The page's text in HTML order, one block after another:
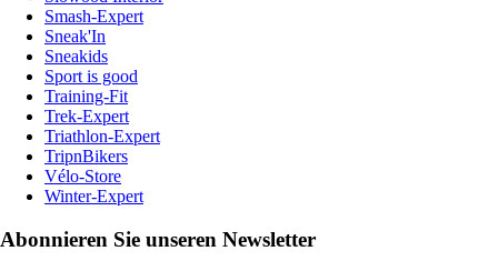
Smash-Expert
Sneak'In
Sneakids
Sport is good
Training-Fit
Trek-Expert
Triathlon-Expert
TripnBikers
Vélo-Store
Winter-Expert
Abonnieren Sie unseren Newsletter